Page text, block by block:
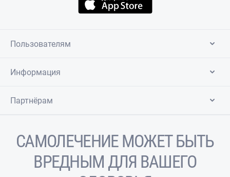
Пользователям
Информация
Партнёрам
САМОЛЕЧЕНИЕ МОЖЕТ БЫТЬ
ВРЕДНЫМ ДЛЯ ВАШЕГО